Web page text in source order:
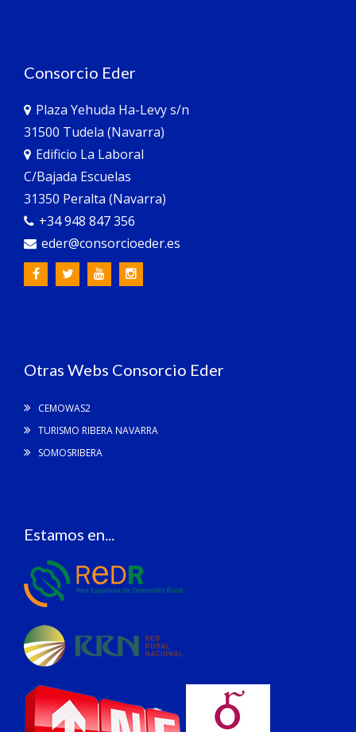
Consorcio Eder
Plaza Yehuda Ha-Levy s/n
31500 Tudela (Navarra)
Edificio La Laboral
C/Bajada Escuelas
31350 Peralta (Navarra)
+34 948 847 356
eder@consorcioeder.es
Otras Webs Consorcio Eder
CEMOWAS2
TURISMO RIBERA NAVARRA
SOMOSRIBERA
Estamos en...